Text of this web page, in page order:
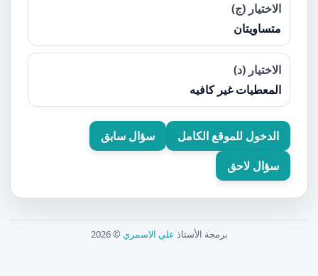
الاختيار (ج)
متساويتان
الاختيار (د)
المعطيات غير كافيه
الدخول للموقع الكامل
سؤال سابق
سؤال لاحق
برمجة الأستاذ علي الاسمري © 2026